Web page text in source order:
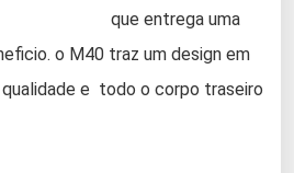
que entrega uma
o M40 traz um design em
e todo o corpo traseiro